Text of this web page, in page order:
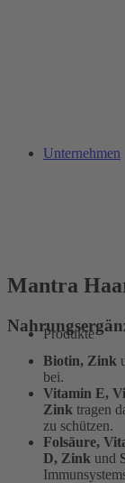
Unternehmen
Produkte
Mantra
Biotin, Zink
bei.
Vitamin E,
Zink tragen
zu schützen.
Folsäure,
D, Zink und